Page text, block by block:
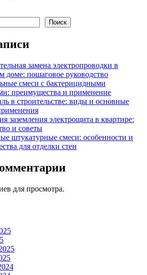
Поиск
замена электропроводки в
доме: пошаговое руководство
смеси с бактерицидными
преимущества и применение
в строительстве: виды и основные
заземления электрощита в квартире:
и советы
штукатурные смеси: особенности и
для отделки стен
для просмотра.